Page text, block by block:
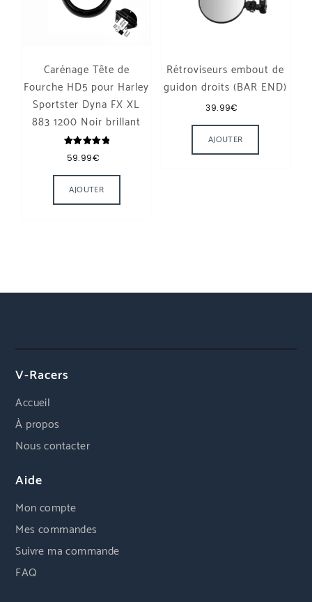
Carénage Tête de
Fourche HD5 pour Harley
Sportster Dyna FX XL
883 1200 Noir brillant
5.00
59.99€
AJOUTER
Rétroviseurs embout de
guidon droits (BAR END)
39.99€
AJOUTER
V-Racers
Accueil
À propos
Nous contacter
Aide
Mon compte
Mes commandes
Suivre ma commande
FAQ